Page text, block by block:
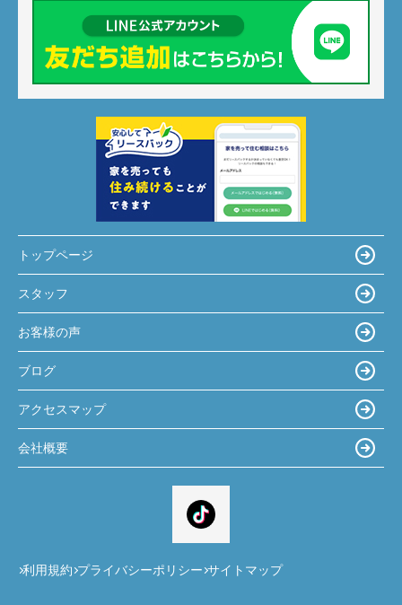
トップページ
スタッフ
お客様の声
ブログ
アクセスマップ
会社概要
利用規約 プライバシーポリシー サイトマップ